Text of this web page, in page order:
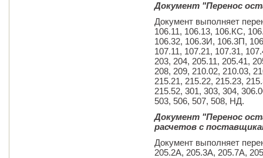
Документ "Перенос
Документ выполняет
106.11, 106.13, 106.КС,
106.32, 106.3И, 106.3П,
107.11, 107.21, 107.31,
203, 204, 205.11, 205.41,
208, 209, 210.02, 210.03,
215.21, 215.22, 215.23,
215.52, 301, 303, 304,
503, 506, 507, 508, НД.
Документ "Перенос
расчетов с
Документ выполняет
205.2А, 205.3А, 205.7А,